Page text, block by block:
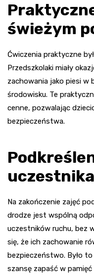
świeżym
Ćwiczenia praktyczne
Przedszkolaki miały
zachowania jako piesi w
środowisku. Te
cenne, pozwalając
bezpieczeństwa.
Na zakończenie zajęć
drodze jest wspólną
uczestników ruchu, bez
się, że ich zachowanie
bezpieczeństwo. Było
szansę zapaść w pamięć